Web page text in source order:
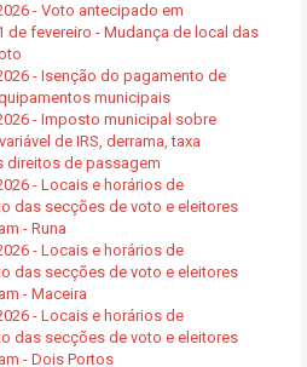
- Voto antecipado em
de fevereiro - Mudança de local das
- Isenção do pagamento de
municipais
- Imposto municipal sobre
de IRS, derrama, taxa
direitos de passagem
- Locais e horários de
das secções de voto e eleitores
- Runa
- Locais e horários de
das secções de voto e eleitores
- Maceira
- Locais e horários de
das secções de voto e eleitores
- Dois Portos